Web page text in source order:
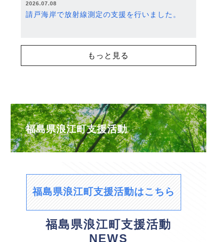
2026.07.08
請戸海岸で放射線測定の支援を行いました。
もっと見る
福島県浪江町支援活動
福島県浪江町支援活動はこちら
福島県浪江町支援活動
NEWS